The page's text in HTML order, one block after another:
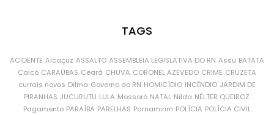
TAGS
ACIDENTE Alcaçuz ASSALTO ASSEMBLEIA LEGISLATIVA DO RN Assu BATATA
Caicó CARAÚBAS Ceará CHUVA CORONEL AZEVEDO CRIME CRUZETA
currais novos Dilma Governo do RN HOMICÍDIO INCÊNDIO JARDIM DE
PIRANHAS JUCURUTU LULA Mossoró NATAL Nilda NÉLTER QUEIROZ
Pagamento PARAÍBA PARELHAS Parnamirim POLÍCIA POLÍCIA CIVIL